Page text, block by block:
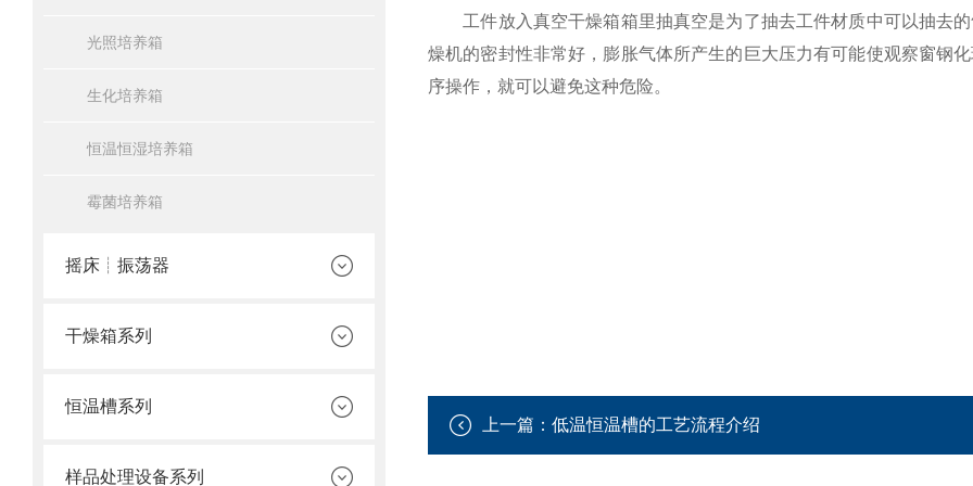
光照培养箱
生化培养箱
恒温恒湿培养箱
霉菌培养箱
摇床┊振荡器
干燥箱系列
恒温槽系列
样品处理设备系列
工件放入真空干燥箱箱里抽真空是为了抽去工件材质中可以抽去
燥机的密封性非常好，膨胀气体所产生的巨大压力有可能使观察窗钢
序操作，就可以避免这种危险。
上一篇： 低温恒温槽的工艺流程介绍